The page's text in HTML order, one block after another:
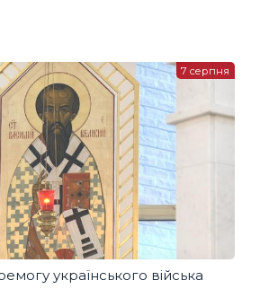
українського війська
7 серпня